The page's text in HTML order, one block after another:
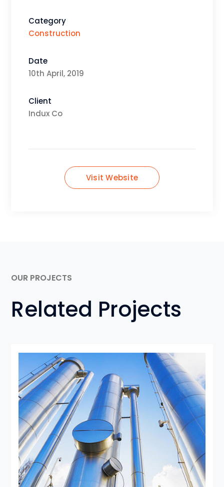
Category
Construction
Date
10th April, 2019
Client
Indux Co
Visit Website
OUR PROJECTS
Related Projects